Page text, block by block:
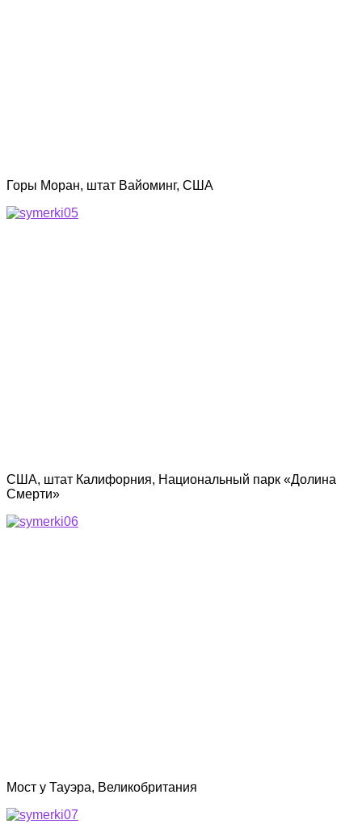
Горы Моран, штат Вайоминг, США
США, штат Калифорния, Национальный парк «Долина
Смерти»
Мост у Тауэра, Великобритания